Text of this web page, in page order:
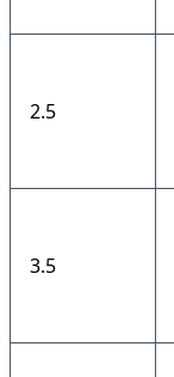
2.5
3.5